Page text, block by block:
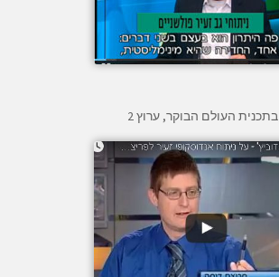
בתכנית העולם הבוקר, ערוץ 2